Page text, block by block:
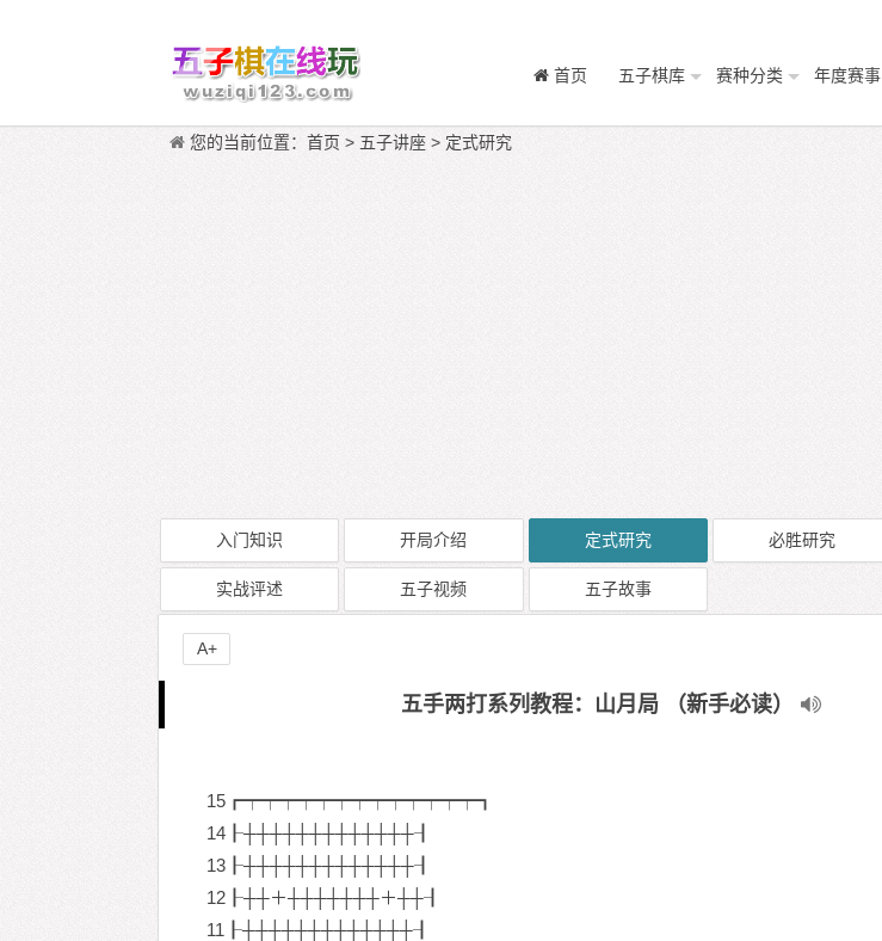
首页 五子棋库 赛种分类 年度赛事
您的当前位置： 首页 > 五子讲座 > 定式研究
入门知识 开局介绍 定式研究 必胜研究
实战评述 五子视频 五子故事
五手两打系列教程：山月局 （新手必读）
15┏┯┯┯┯┯┯┯┯┯┯┯┯┯┓
14┠┼┼┼┼┼┼┼┼┼┼┼┼┼┨
13┠┼┼┼┼┼┼┼┼┼┼┼┼┼┨
12┠┼┼＋┼┼┼┼┼┼┼＋┼┼┨
11┠┼┼┼┼┼┼┼┼┼┼┼┼┼┨
A+